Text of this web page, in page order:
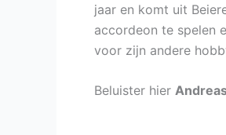
jaar en komt uit
accordeon te spelen
voor zijn andere
Beluister hier